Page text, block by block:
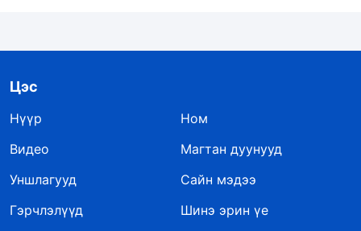
Цэс
Нүүр
Ном
Видео
Магтан дуунууд
Уншлагууд
Сайн мэдээ
Гэрчлэлүүд
Шинэ эрин үе